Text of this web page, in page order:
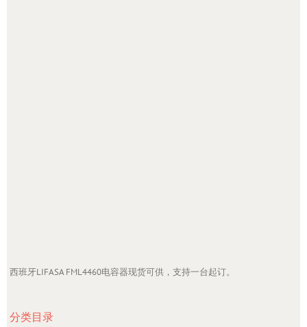
西班牙LIFASA FML4460电容器现货可供，支持一台起订。
分类目录